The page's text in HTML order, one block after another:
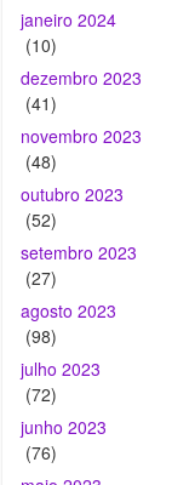
novembro 2023
(48)
outubro 2023
(52)
setembro 2023
(27)
agosto 2023
(98)
julho 2023
(72)
junho 2023
(76)
maio 2023
(86)
abril 2023
(103)